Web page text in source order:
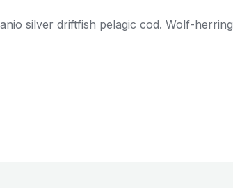
silver driftfish pelagic cod. Wolf-herring